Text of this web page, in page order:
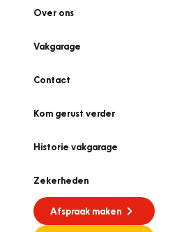
Over ons
Vakgarage
Contact
Kom gerust verder
Historie vakgarage
Zekerheden
Afspraak maken